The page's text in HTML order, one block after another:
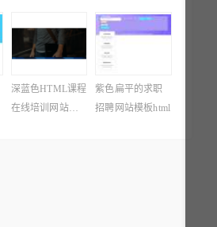
深蓝色HTML课程
在线培训网站模
紫色扁平的求职
招聘网站模板html